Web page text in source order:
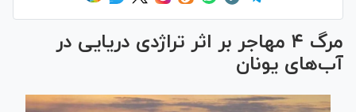
مرگ ۴ مهاجر بر اثر تراژدی دریایی در
آب‌های یونان